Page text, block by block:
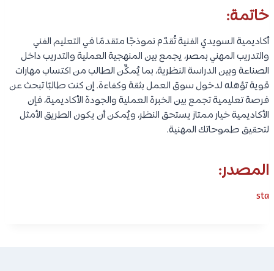
خاتمة:
أكاديمية السويدي الفنية تُقدّم نموذجًا متقدمًا في التعليم الفني
والتدريب المهني بمصر، يجمع بين المنهجية العملية والتدريب داخل
الصناعة وبين الدراسة النظرية، بما يُمكِّن الطالب من اكتساب مهارات
قوية تؤهله لدخول سوق العمل بثقة وكفاءة. إن كنت طالبًا تبحث عن
فرصة تعليمية تجمع بين الخبرة العملية والجودة الأكاديمية، فإن
الأكاديمية خيار ممتاز يستحق النظر، ويُمكن أن يكون الطريق الأمثل
لتحقيق طموحاتك المهنية.
المصدر:
sta